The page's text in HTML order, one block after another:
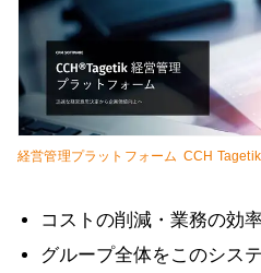
経営管理プラットフォーム CCH
コストの削減・業務の効
グループ全体をこのシス